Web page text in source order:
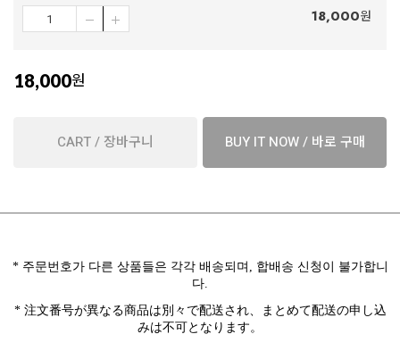
18,000원
18,000원
CART / 장바구니 BUY IT NOW / 바로 구매
* 주문번호가 다른 상품들은 각각 배송되며 , 합배송 신청이 불가합니
다.
* 注文番号が異なる商品は別々で配送され、まとめて配送の申し込
みは不可となります。